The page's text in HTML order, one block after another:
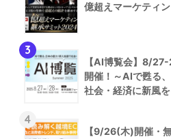
億超えマーケティ
3
【AI博覧会】8/
開催！～AIで甦る
社会・経済に新風を
4
【9/26(木)開催・